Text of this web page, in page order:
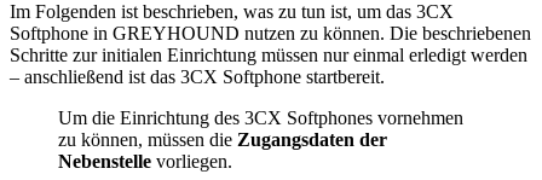
Im Folgenden ist beschrieben, was zu tun ist, um das 3CX
Softphone in GREYHOUND nutzen zu können. Die beschriebenen
Schritte zur initialen Einrichtung müssen nur einmal erledigt werden
– anschließend ist das 3CX Softphone startbereit.
Um die Einrichtung des 3CX Softphones vornehmen
zu können, müssen die Zugangsdaten der
Nebenstelle vorliegen.